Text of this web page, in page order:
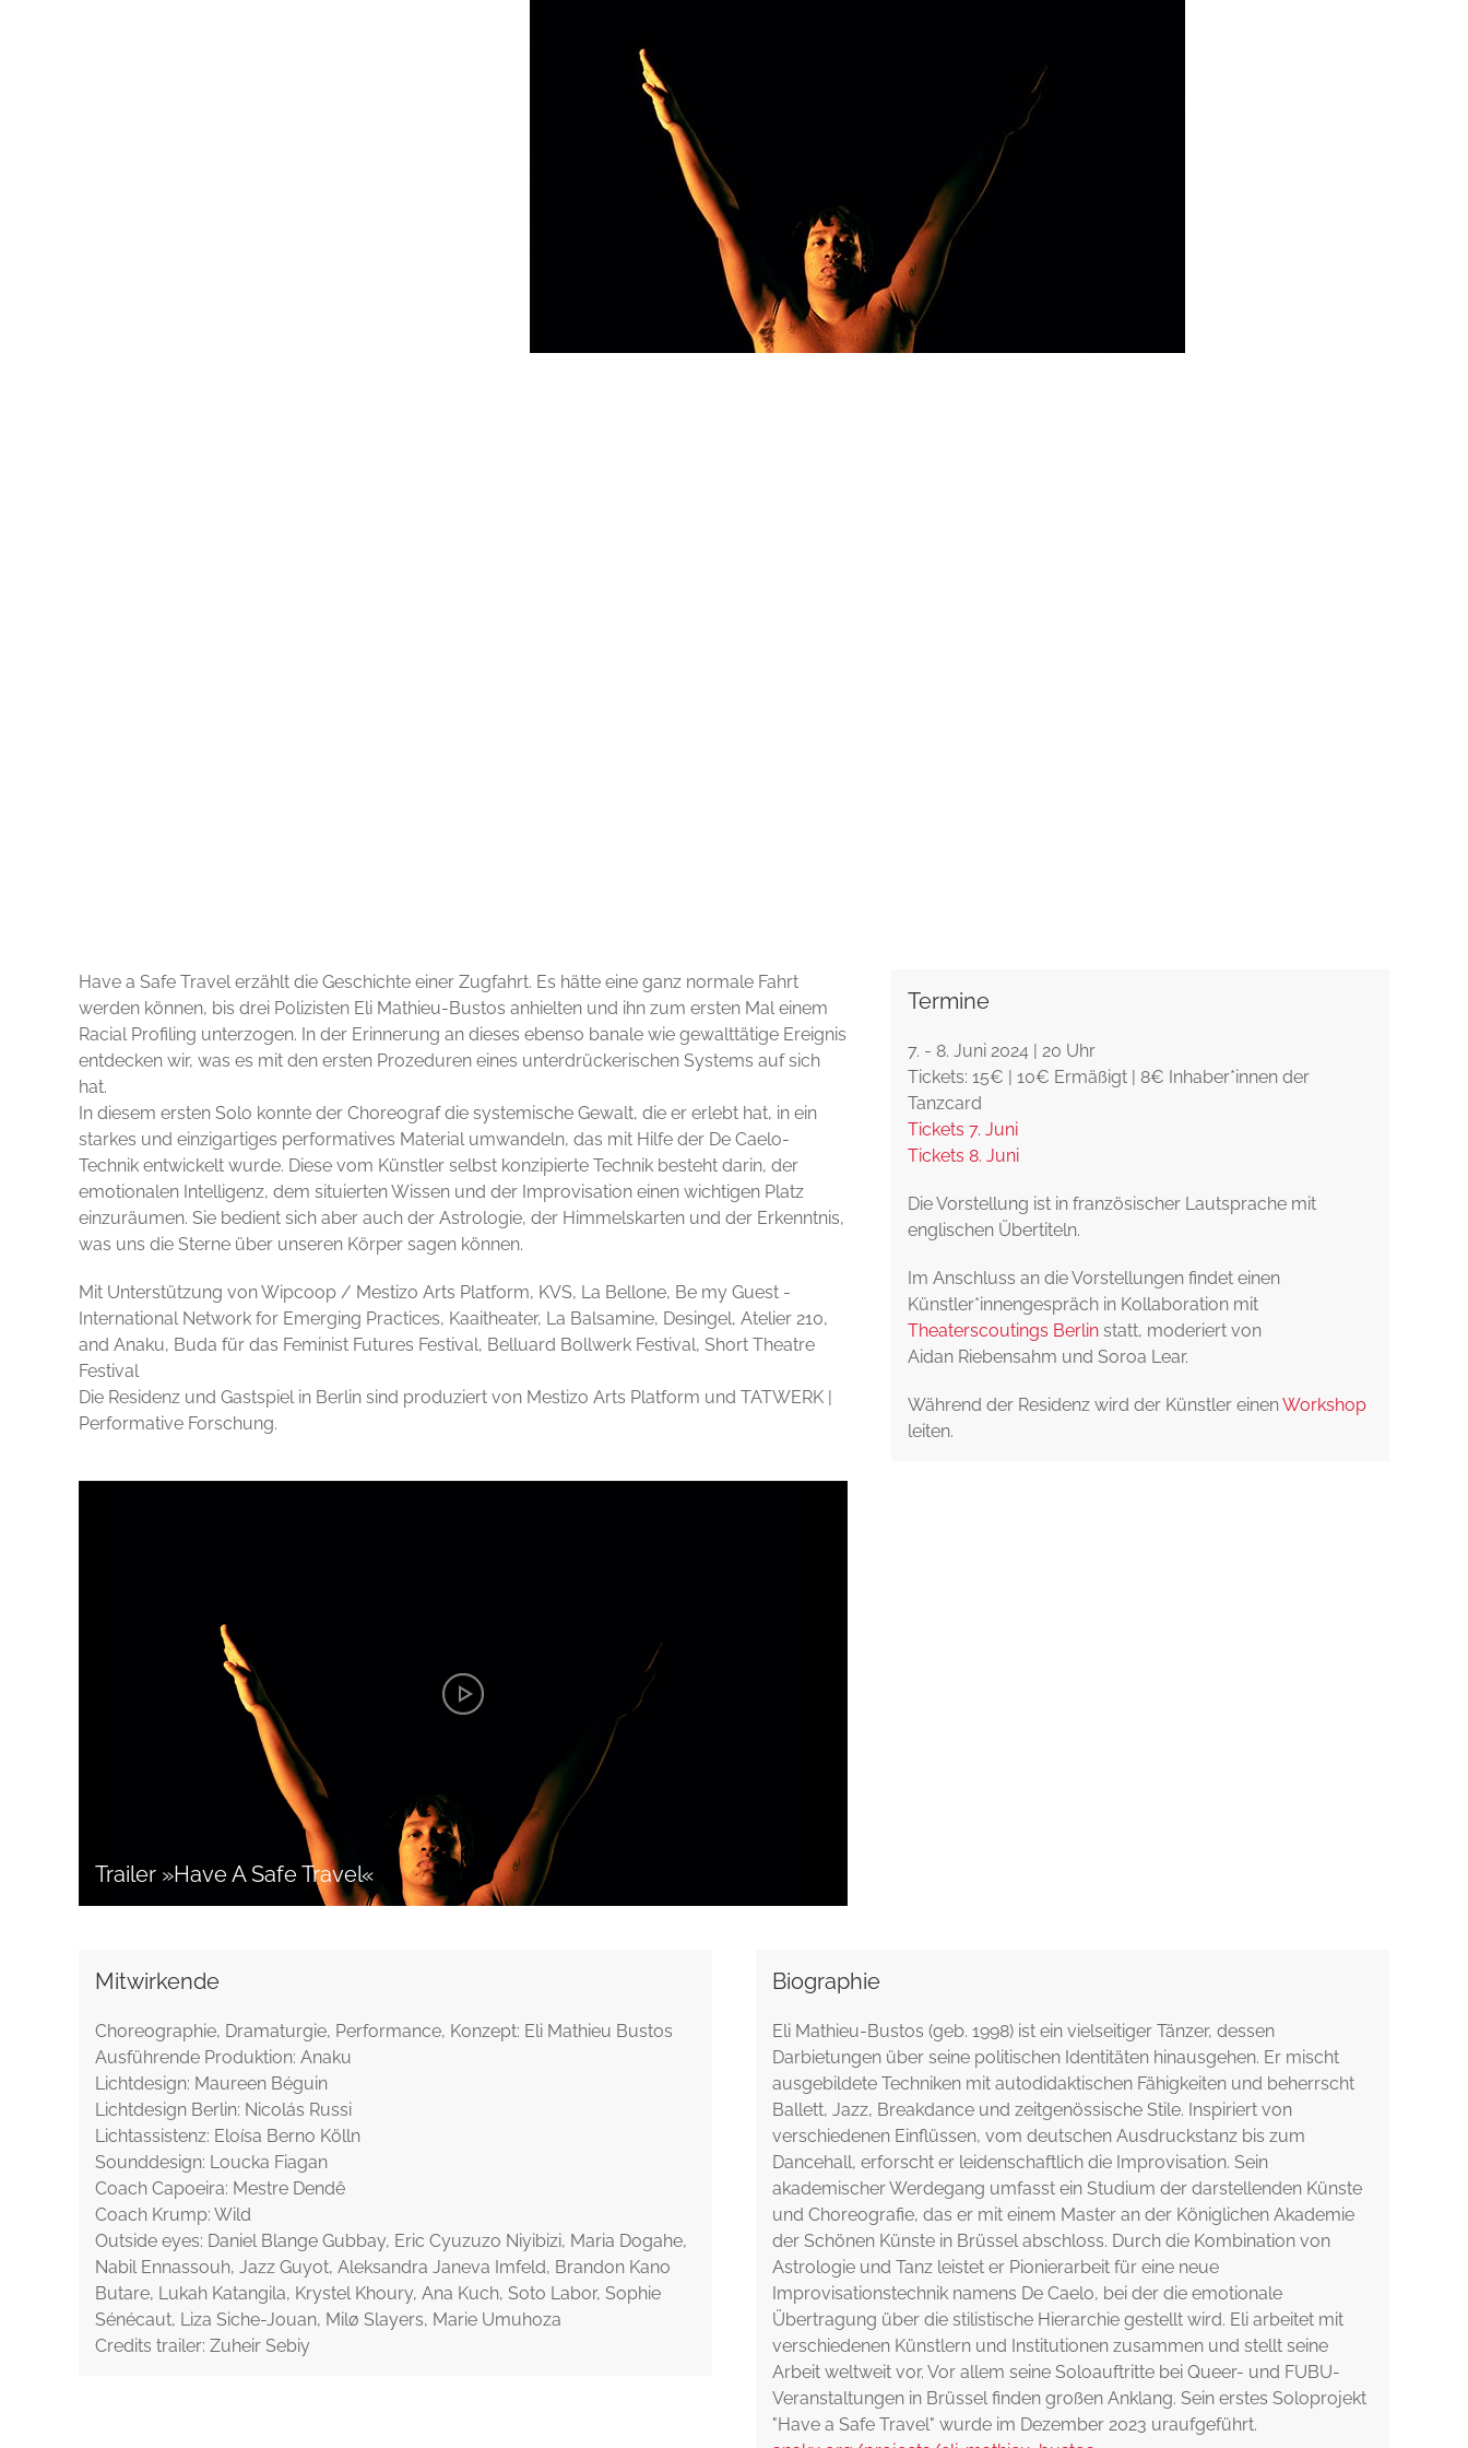
Have a Safe Travel erzählt die Geschichte einer Zugfahrt. Es hätte eine ganz normale Fahrt
werden können, bis drei Polizisten Eli Mathieu-Bustos anhielten und ihn zum ersten Mal einem
Racial Profiling unterzogen. In der Erinnerung an dieses ebenso banale wie gewalttätige Ereignis
entdecken wir, was es mit den ersten Prozeduren eines unterdrückerischen Systems auf sich
hat.
In diesem ersten Solo konnte der Choreograf die systemische Gewalt, die er erlebt hat, in ein
starkes und einzigartiges performatives Material umwandeln, das mit Hilfe der De Caelo-
Technik entwickelt wurde. Diese vom Künstler selbst konzipierte Technik besteht darin, der
emotionalen Intelligenz, dem situierten Wissen und der Improvisation einen wichtigen Platz
einzuräumen. Sie bedient sich aber auch der Astrologie, der Himmelskarten und der Erkenntnis,
was uns die Sterne über unseren Körper sagen können.
Mit Unterstützung von Wipcoop / Mestizo Arts Platform, KVS, La Bellone, Be my Guest -
International Network for Emerging Practices, Kaaitheater, La Balsamine, Desingel, Atelier 210,
and Anaku, Buda für das Feminist Futures Festival, Belluard Bollwerk Festival, Short Theatre
Festival
Die Residenz und Gastspiel in Berlin sind produziert von Mestizo Arts Platform und TATWERK |
Performative Forschung.
Trailer »Have A Safe Travel«
Termine
7. - 8. Juni 2024 | 20 Uhr
Tickets: 15€ | 10€ Ermäßigt | 8€ Inhaber*innen der
Tanzcard
Tickets 7. Juni
Tickets 8. Juni
Die Vorstellung ist in französischer Lautsprache mit
englischen Übertiteln.
Im Anschluss an die Vorstellungen findet einen
Künstler*innengespräch in Kollaboration mit
Theaterscoutings Berlin statt, moderiert von
Aidan Riebensahm und Soroa Lear.
Während der Residenz wird der Künstler einenWorkshop
leiten.
Mitwirkende
Choreographie, Dramaturgie, Performance, Konzept: Eli Mathieu Bustos
Ausführende Produktion: Anaku
Lichtdesign: Maureen Béguin
Lichtdesign Berlin: Nicolás Russi
Lichtassistenz: Eloísa Berno Kölln
Sounddesign: Loucka Fiagan
Coach Capoeira: Mestre Dendê
Coach Krump: Wild
Outside eyes: Daniel Blange Gubbay, Eric Cyuzuzo Niyibizi, Maria Dogahe,
Nabil Ennassouh, Jazz Guyot, Aleksandra Janeva Imfeld, Brandon Kano
Butare, Lukah Katangila, Krystel Khoury, Ana Kuch, Soto Labor, Sophie
Sénécaut, Liza Siche-Jouan, Milø Slayers, Marie Umuhoza
Credits trailer: Zuheir Sebiy
Biographie
Eli Mathieu-Bustos (geb. 1998) ist ein vielseitiger Tänzer, dessen
Darbietungen über seine politischen Identitäten hinausgehen. Er mischt
ausgebildete Techniken mit autodidaktischen Fähigkeiten und beherrscht
Ballett, Jazz, Breakdance und zeitgenössische Stile. Inspiriert von
verschiedenen Einflüssen, vom deutschen Ausdruckstanz bis zum
Dancehall, erforscht er leidenschaftlich die Improvisation. Sein
akademischer Werdegang umfasst ein Studium der darstellenden Künste
und Choreografie, das er mit einem Master an der Königlichen Akademie
der Schönen Künste in Brüssel abschloss. Durch die Kombination von
Astrologie und Tanz leistet er Pionierarbeit für eine neue
Improvisationstechnik namens De Caelo, bei der die emotionale
Übertragung über die stilistische Hierarchie gestellt wird. Eli arbeitet mit
verschiedenen Künstlern und Institutionen zusammen und stellt seine
Arbeit weltweit vor. Vor allem seine Soloauftritte bei Queer- und FUBU-
Veranstaltungen in Brüssel finden großen Anklang. Sein erstes Soloprojekt
"Have a Safe Travel" wurde im Dezember 2023 uraufgeführt.